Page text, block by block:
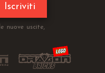
Iscriviti
nuove uscite,